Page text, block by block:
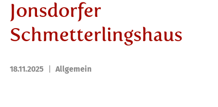
Jonsdorfer
Schmetterlingshaus
18.11.2025 Allgemein